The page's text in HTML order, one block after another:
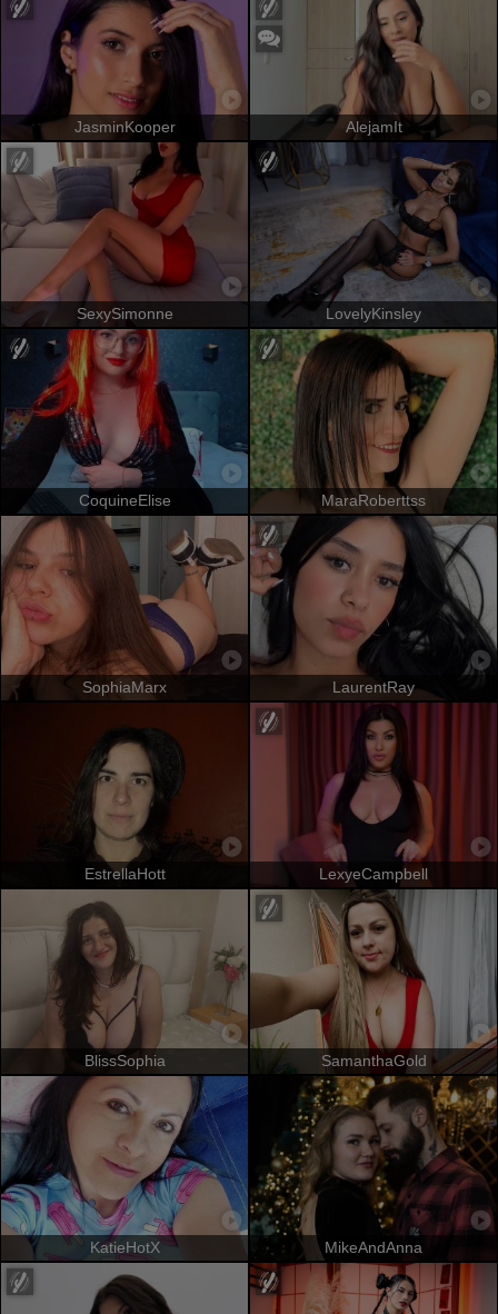
JasminKooper AlejamIt
SexySimonne LovelyKinsley
CoquineElise MaraRoberttss
SophiaMarx LaurentRay
EstrellaHott LexyeCampbell
BlissSophia SamanthaGold
KatieHotX MikeAndAnna